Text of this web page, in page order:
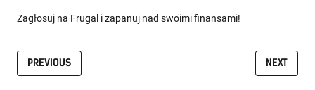
Zagłosuj na Frugal i zapanuj nad swoimi finansami!
PREVIOUS NEXT